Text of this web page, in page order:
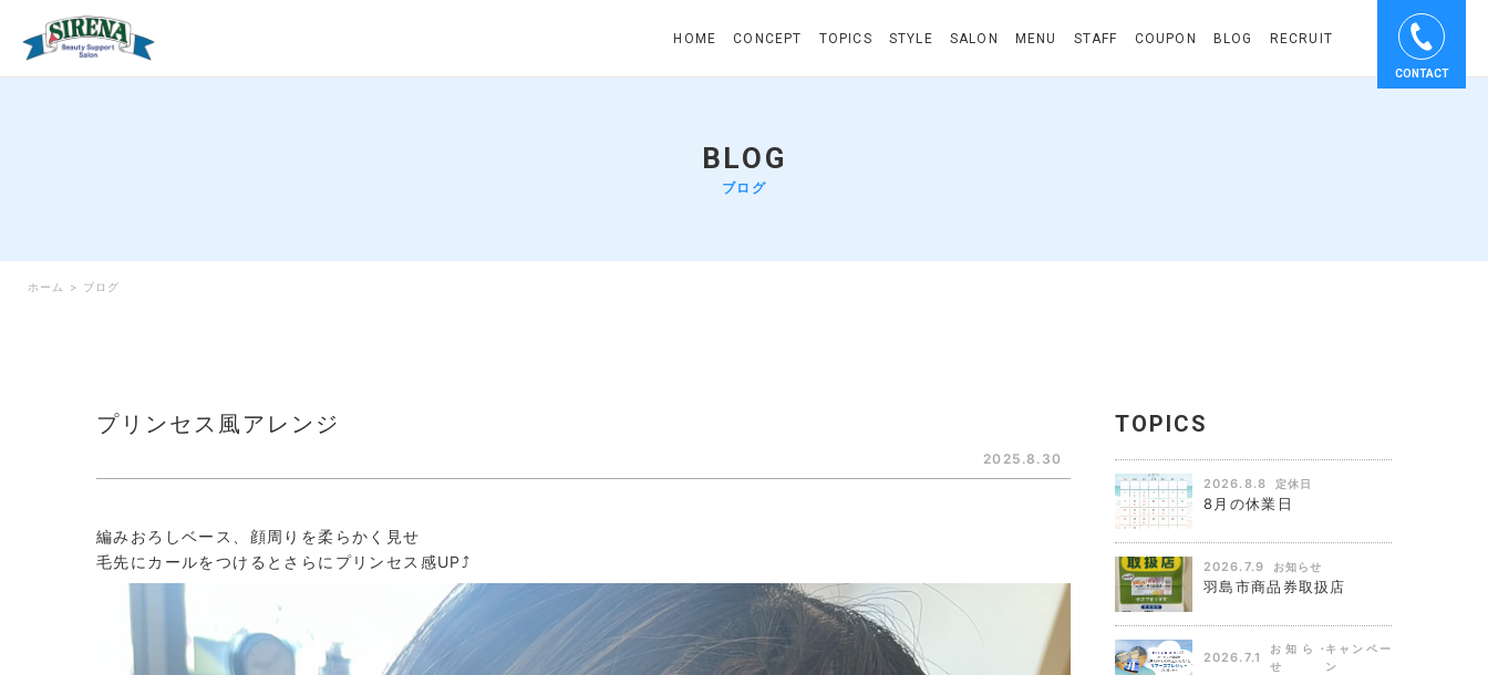
HOME CONCEPT TOPICS STYLE SALON MENU STAFF COUPON BLOG RECRUIT
CONTACT
BLOG
ブログ
ホーム > ブログ
プリンセス風アレンジ
2025.8.30
編みおろしベース、顔周りを柔らかく見せ
毛先にカールをつけるとさらにプリンセス感UP⤴️
TOPICS
2026.8.8 定休日
8月の休業日
2026.7.9 お知らせ
羽島市商品券取扱店
2026.7.1
お知ら
せ
キャンペー
ン